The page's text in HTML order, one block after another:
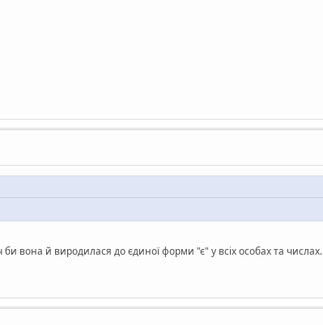
вона й виродилася до єдиної форми "є" у всіх особах та числах.